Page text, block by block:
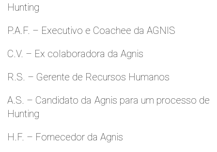
Hunting
P.A.F. – Executivo e Coachee da AGNIS
C.V. – Ex colaboradora da Agnis
R.S. – Gerente de Recursos Humanos
A.S. – Candidato da Agnis para um processo de
Hunting
H.F. – Fornecedor da Agnis